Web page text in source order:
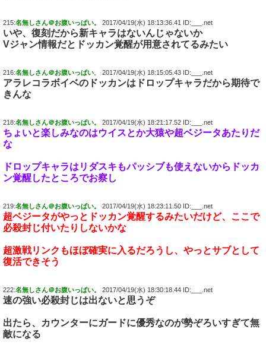
215:名無しさん＠お腹いっぱい。 2017/04/19(水) 18:13:36.41 ID:___.net
いや、復刻だから新キャラはないんじゃないか
Vジャン情報だとドッカン覚醒が用意されてるみたい
216:名無しさん＠お腹いっぱい 。 2017/04/19(水) 18:15:05.43 ID:___.net
アラレコラボイベのドッカンはドロップキャラだから期待で
きんな
218:名無しさん＠お腹いっぱい。 2017/04/19(水) 18:21:17.52 ID:___.net
ちょいと楽しみなのはウイスとか大猿や超ベジータあたりだ
な
ドロップキャラはリダスキもパッシブも使えないからドッカ
ン覚醒したところでお察し
219:名無しさん＠お腹いっぱい。 2017/04/19(水) 18:23:11.50 ID:___.net
超ベジータがやっとドッカン覚醒するみたいだけど、ここで
必殺封じ付いたりしないかな
超激戦リンクもほぼ確実に入るだろうし、やっとサブとして
復活できそう
222:名無しさん＠お腹いっぱい。 2017/04/19(水) 18:30:18.44 ID:___.net
速の強い必殺封じは出ないと思うぞ
出たら、カウンターにガードに優秀なのが勢ぞろいすぎて無
敵になる